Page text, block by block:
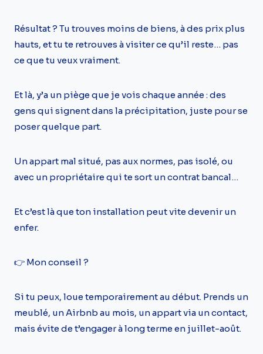
Résultat ? Tu trouves moins de biens, à des prix plus
hauts, et tu te retrouves à visiter ce qu’il reste… pas
ce que tu veux vraiment.
Et là, y’a un piège que je vois chaque année : des
gens qui signent dans la précipitation, juste pour se
poser quelque part.
Un appart mal situé, pas aux normes, pas isolé, ou
avec un propriétaire qui te sort un contrat bancal…
Et c’est là que ton installation peut vite devenir un
enfer.
👉 Mon conseil ?
Si tu peux, loue temporairement au début. Prends un
meublé, un Airbnb au mois, un appart via un contact,
mais évite de t’engager à long terme en juillet-août.